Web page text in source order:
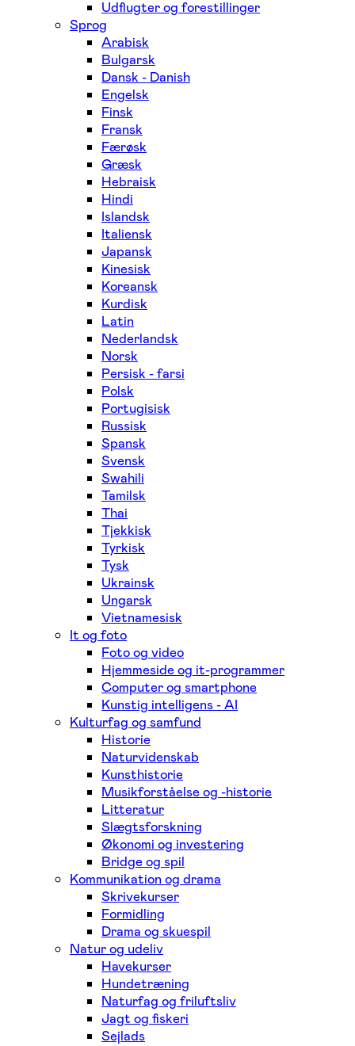
Udflugter og forestillinger
Sprog
Arabisk
Bulgarsk
Dansk - Danish
Engelsk
Finsk
Fransk
Færøsk
Græsk
Hebraisk
Hindi
Islandsk
Italiensk
Japansk
Kinesisk
Koreansk
Kurdisk
Latin
Nederlandsk
Norsk
Persisk - farsi
Polsk
Portugisisk
Russisk
Spansk
Svensk
Swahili
Tamilsk
Thai
Tjekkisk
Tyrkisk
Tysk
Ukrainsk
Ungarsk
Vietnamesisk
It og foto
Foto og video
Hjemmeside og it-programmer
Computer og smartphone
Kunstig intelligens - AI
Kulturfag og samfund
Historie
Naturvidenskab
Kunsthistorie
Musikforståelse og -historie
Litteratur
Slægtsforskning
Økonomi og investering
Bridge og spil
Kommunikation og drama
Skrivekurser
Formidling
Drama og skuespil
Natur og udeliv
Havekurser
Hundetræning
Naturfag og friluftsliv
Jagt og fiskeri
Sejlads